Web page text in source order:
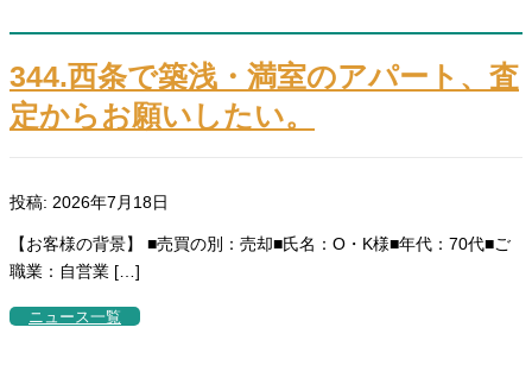
344.西条で築浅・満室のアパート、査
定からお願いしたい。
投稿: 2026年7月18日
【お客様の背景】 ■売買の別：売却■氏名：O・K様■年代：70代■ご
職業：自営業 […]
ニュース一覧